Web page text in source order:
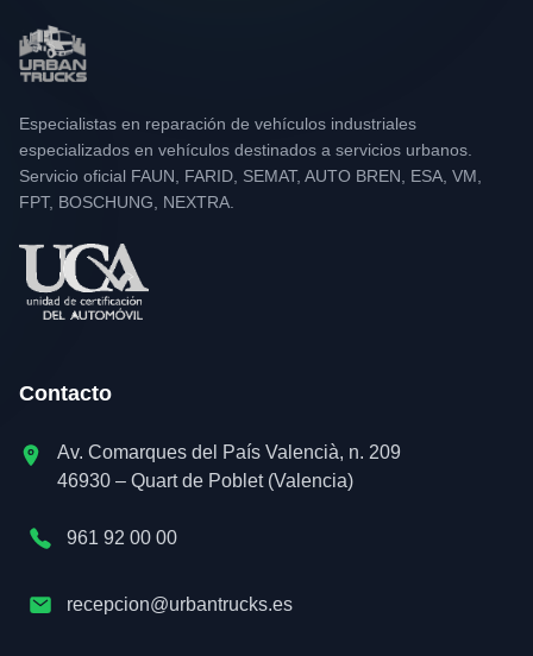
Especialistas en reparación de vehículos industriales
especializados en vehículos destinados a servicios urbanos.
Servicio oficial FAUN, FARID, SEMAT, AUTO BREN, ESA, VM,
FPT, BOSCHUNG, NEXTRA.
Contacto
Av. Comarques del País Valencià, n. 209
46930 – Quart de Poblet (Valencia)
961 92 00 00
recepcion@urbantrucks.es